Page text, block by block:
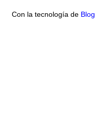
Con la tecnología de